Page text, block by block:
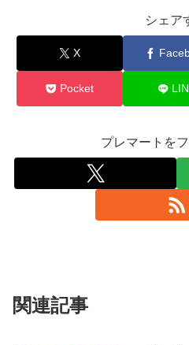
シェア
X
Pocket
プレマートを
関連記事